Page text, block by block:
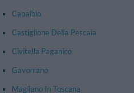
Capalbio
Castiglione Della Pescaia
Civitella Paganico
Gavorrano
Magliano In Toscana